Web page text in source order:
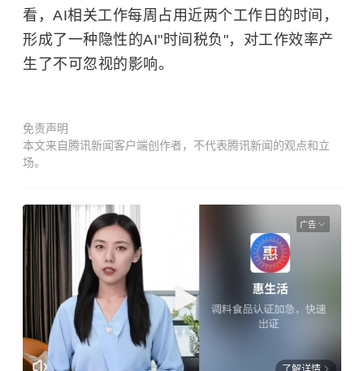
看，AI相关工作每周占用近两个工作日的时间，
形成了一种隐性的AI"时间税负"，对工作效率产
生了不可忽视的影响。
免责声明
本文来自腾讯新闻客户端创作者，不代表腾讯新闻的观点和立
场。
广告